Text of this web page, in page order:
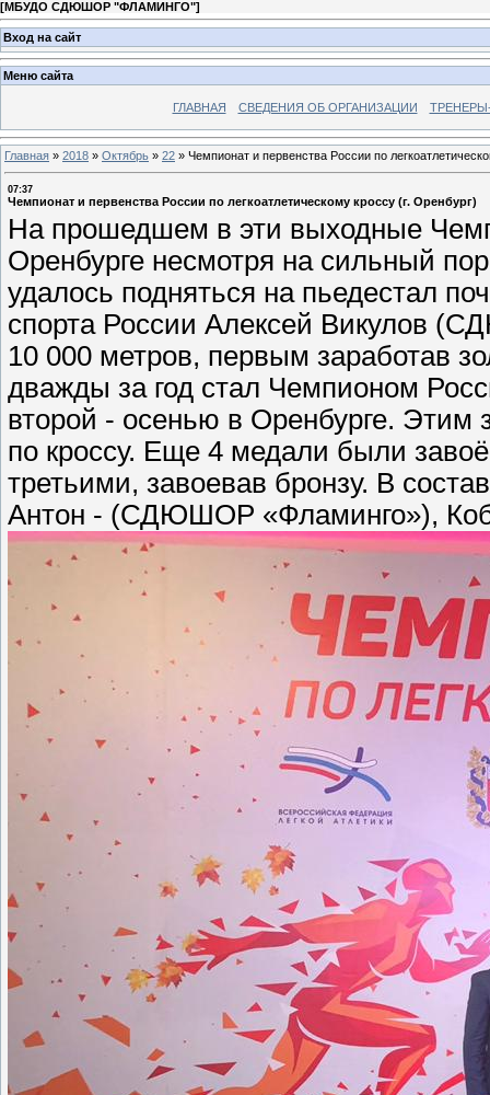
[МБУДО СДЮШОР "ФЛАМИНГО"]
Вход на сайт
Меню сайта
ГЛАВНАЯ СВЕДЕНИЯ ОБ ОРГАНИЗАЦИИ
Главная » 2018 » Октябрь » 22 » Чемпионат и первенства России по
07:37
Чемпионат и первенства России по легкоатлетическому кроссу (г. Оренбург)
На прошедшем в эти выходные
Оренбурге несмотря на сильный
удалось подняться на пьедестал
спорта России Алексей Викулов
10 000 метров, первым заработав
дважды за год стал Чемпионом
второй - осенью в Оренбурге. Этим
по кроссу. Еще 4 медали были
третьими, завоевав бронзу. В
Антон - (СДЮШОР «Фламинго»),